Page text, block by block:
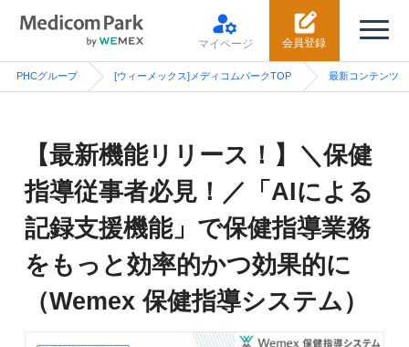
会員登録
マイページ
PHCグループ [ウィーメックス]メディコムパークTOP 最新コンテンツ
【最新機能リリース！】＼保健
指導従事者必見！／「AIによる
記録支援機能」で保健指導業務
をもっと効率的かつ効果的に
（Wemex 保健指導システム）